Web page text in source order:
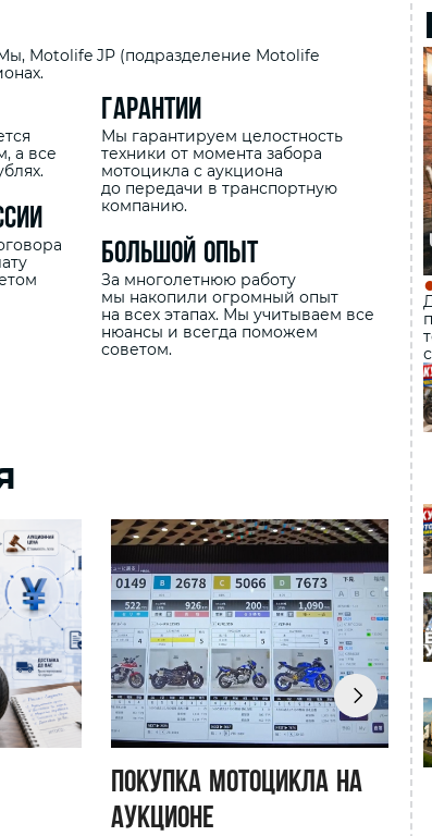
Motolife JP (подразделение Motolife
а все
Гарантии
Мы гарантируем целостность
техники от момента забора
мотоцикла с аукциона
до передачи в транспортную
компанию.
Большой опыт
За многолетнюю работу
мы накопили огромный опыт
на всех этапах. Мы учитываем все
нюансы и всегда поможем
советом.
Покупка мотоцикла на
аукционе